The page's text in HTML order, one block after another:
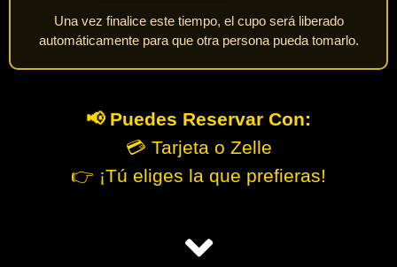
Una vez finalice este tiempo, el cupo será liberado
automáticamente para que otra persona pueda tomarlo.
📢 Puedes Reservar Con:
💳 Tarjeta o Zelle
👉 ¡Tú eliges la que prefieras!